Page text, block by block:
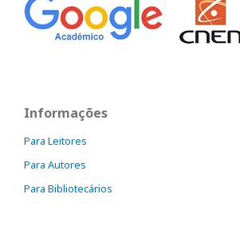
Informações
Para Leitores
Para Autores
Para Bibliotecários